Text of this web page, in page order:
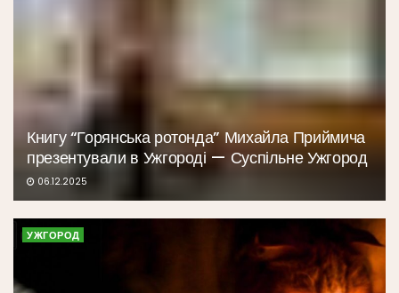
Книгу “Горянська ротонда” Михайла Приймича
презентували в Ужгороді — Суспільне Ужгород
06.12.2025
УЖГОРОД